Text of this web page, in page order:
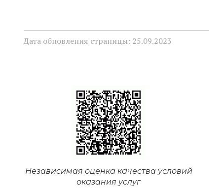
Дата обновления страницы: 25.09.2023
Независимая оценка качества условий
оказания услуг